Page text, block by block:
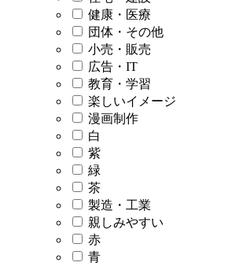
健康・医療
団体・その他
小売・販売
広告・IT
教育・学習
楽しいイメージ
漫画制作
白
紫
緑
茶
製造・工業
親しみやすい
赤
青